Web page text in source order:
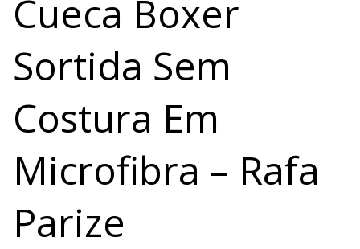
Cueca Boxer
Sortida Sem
Costura Em
Microfibra – Rafa
Parize